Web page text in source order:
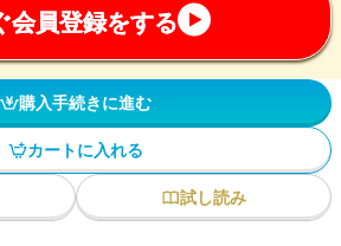
会員登録をする
購入手続きに進む
カートに入れる
試し読み